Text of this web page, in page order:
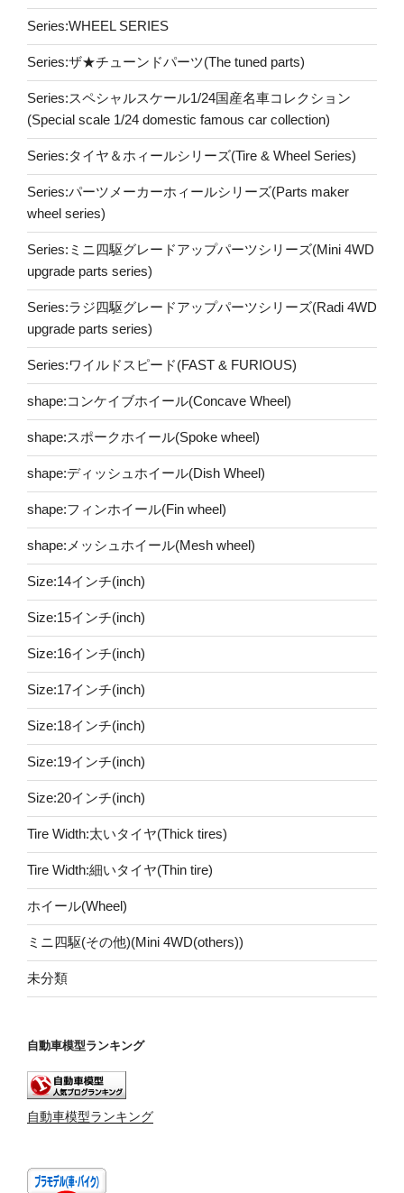
Series:WHEEL SERIES
Series:ザ★チューンドパーツ(The tuned parts)
Series:スペシャルスケール1/24国産名車コレクション
(Special scale 1/24 domestic famous car collection)
Series:タイヤ＆ホィールシリーズ(Tire & Wheel Series)
Series:パーツメーカーホィールシリーズ(Parts maker
wheel series)
Series:ミニ四駆グレードアップパーツシリーズ(Mini 4WD
upgrade parts series)
Series:ラジ四駆グレードアップパーツシリーズ(Radi 4WD
upgrade parts series)
Series:ワイルドスピード(FAST & FURIOUS)
shape:コンケイブホイール(Concave Wheel)
shape:スポークホイール(Spoke wheel)
shape:ディッシュホイール(Dish Wheel)
shape:フィンホイール(Fin wheel)
shape:メッシュホイール(Mesh wheel)
Size:14インチ(inch)
Size:15インチ(inch)
Size:16インチ(inch)
Size:17インチ(inch)
Size:18インチ(inch)
Size:19インチ(inch)
Size:20インチ(inch)
Tire Width:太いタイヤ(Thick tires)
Tire Width:細いタイヤ(Thin tire)
ホイール(Wheel)
ミニ四駆(その他)(Mini 4WD(others))
未分類
自動車模型ランキング
自動車模型ランキング